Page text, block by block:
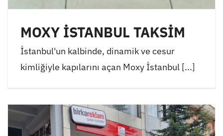
MOXY İSTANBUL TAKSİM
İstanbul'un kalbinde, dinamik ve cesur
kimliğiyle kapılarını açan Moxy İstanbul [...]